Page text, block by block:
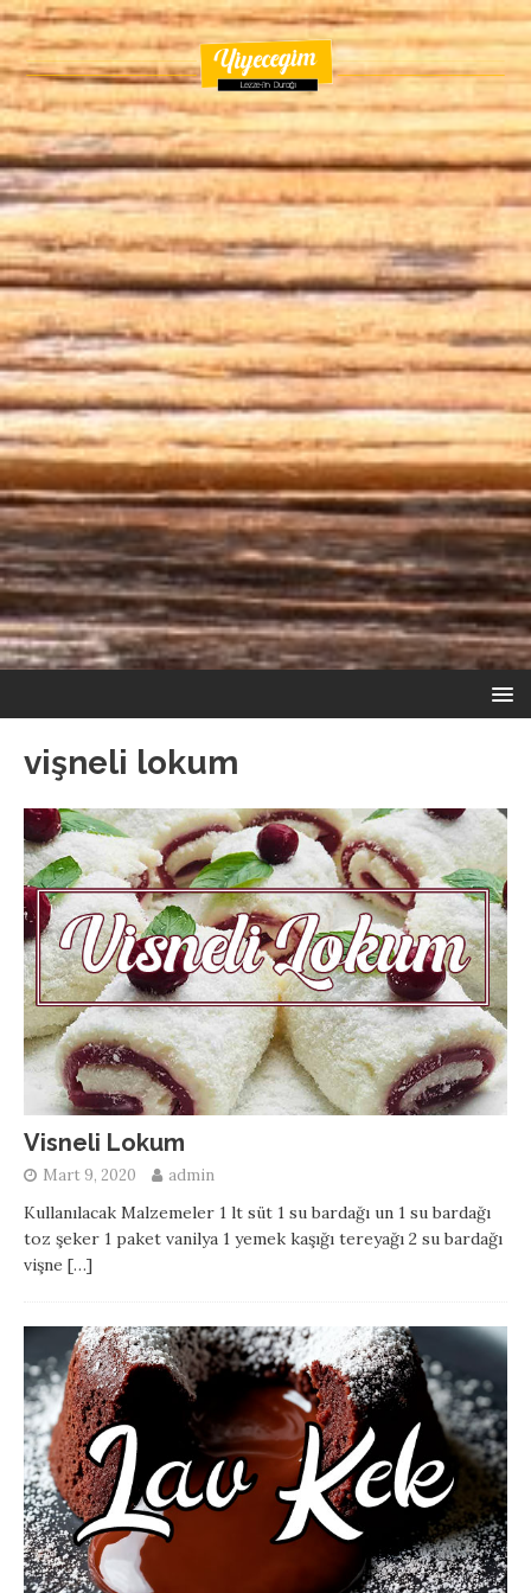
vişneli lokum
Visneli Lokum
Mart 9, 2020 admin
Kullanılacak Malzemeler 1 lt süt 1 su bardağı un 1 su bardağı
toz şeker 1 paket vanilya 1 yemek kaşığı tereyağı 2 su bardağı
vişne […]
Sigara Böreği ve Kızartılmış Tavuk
Kaşarlı Mantarlı Makarna
Hamburger Tarifi